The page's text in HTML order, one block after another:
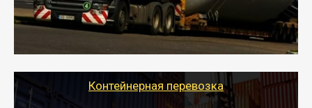
- Тайгер Логистик в короткие сроки поможет вам
качественно и безопасно перевезти негабаритные
грузы по всей России тралом, манипулятором и
другим транспортом и подобрать оптимальный
Контейнерная перевозка